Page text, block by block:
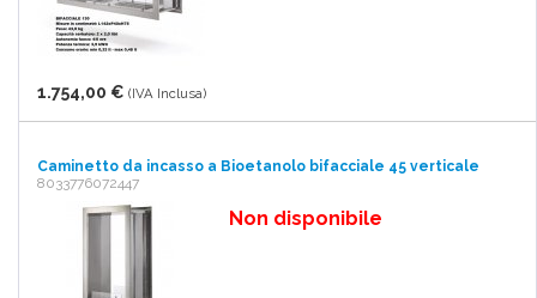
1.754,00 € (IVA Inclusa)
Caminetto da incasso a Bioetanolo bifacciale 45 verticale
8033776072447
Non disponibile